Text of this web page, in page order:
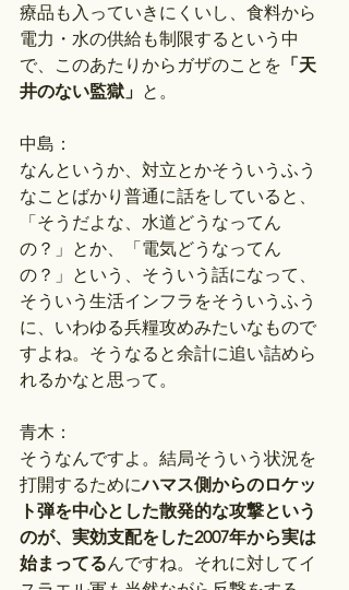
療品も入っていきにくいし、食料から
電力・水の供給も制限するという中
で、このあたりからガザのことを 「天
井のない監獄」 と。
中島：
なんというか、対立とかそういうふう
なことばかり普通に話をしていると、
「そうだよな、水道どうなってん
の？」とか、「電気どうなってん
の？」という、そういう話になって、
そういう生活インフラをそういうふう
に、いわゆる兵糧攻めみたいなもので
すよね。そうなると余計に追い詰めら
れるかなと思って。
青木：
そうなんですよ。結局そういう状況を
打開するためにハマス側からのロケッ
ト弾を中心とした散発的な攻撃という
のが、実効支配をした2007年から実は
始まってるんですね。それに対してイ